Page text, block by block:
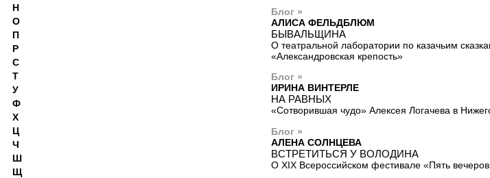
Блог »
АЛИСА ФЕЛЬДБЛЮМ
БЫВАЛЬЩИНА
О театральной лаборатории по казачьим
«Александровская крепость»
Блог »
ИРИНА ВИНТЕРЛЕ
НА РАВНЫХ
«Сотворившая чудо» Алексея Логачева в
Блог »
АЛЕНА СОЛНЦЕВА
ВСТРЕТИТЬСЯ У ВОЛОДИНА
О ХIХ Всероссийском фестивале «Пять
Н
О
П
Р
С
Т
У
Ф
Х
Ц
Ч
Ш
Щ